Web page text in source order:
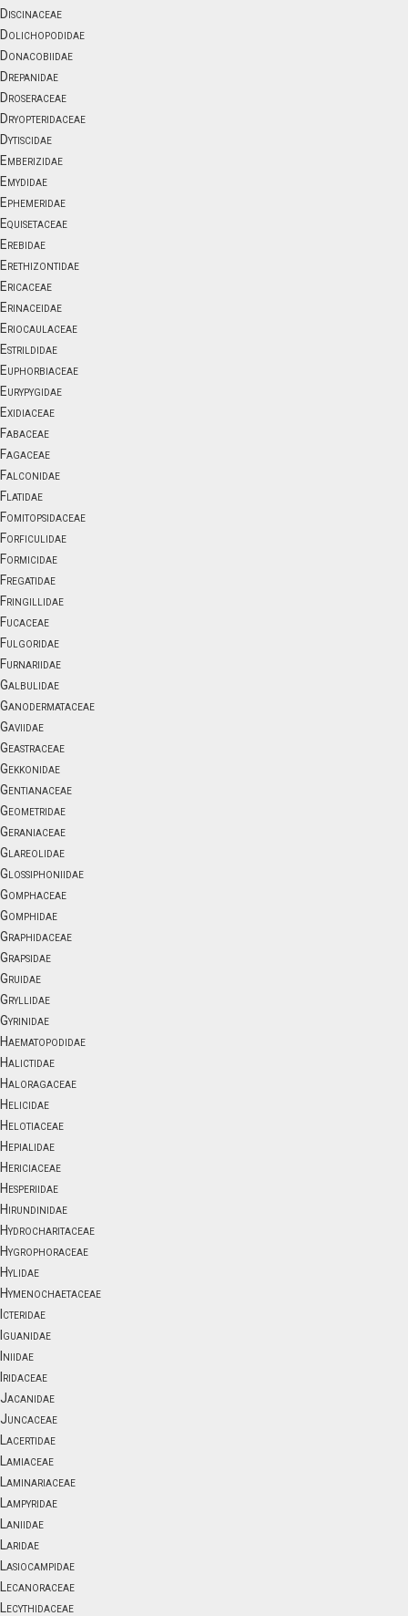
Discinaceae
Dolichopodidae
Donacobiidae
Drepanidae
Droseraceae
Dryopteridaceae
Dytiscidae
Emberizidae
Emydidae
Ephemeridae
Equisetaceae
Erebidae
Erethizontidae
Ericaceae
Erinaceidae
Eriocaulaceae
Estrildidae
Euphorbiaceae
Eurypygidae
Exidiaceae
Fabaceae
Fagaceae
Falconidae
Flatidae
Fomitopsidaceae
Forficulidae
Formicidae
Fregatidae
Fringillidae
Fucaceae
Fulgoridae
Furnariidae
Galbulidae
Ganodermataceae
Gaviidae
Geastraceae
Gekkonidae
Gentianaceae
Geometridae
Geraniaceae
Glareolidae
Glossiphoniidae
Gomphaceae
Gomphidae
Graphidaceae
Grapsidae
Gruidae
Gryllidae
Gyrinidae
Haematopodidae
Halictidae
Haloragaceae
Helicidae
Helotiaceae
Hepialidae
Hericiaceae
Hesperiidae
Hirundinidae
Hydrocharitaceae
Hygrophoraceae
Hylidae
Hymenochaetaceae
Icteridae
Iguanidae
Iniidae
Iridaceae
Jacanidae
Juncaceae
Lacertidae
Lamiaceae
Laminariaceae
Lampyridae
Laniidae
Laridae
Lasiocampidae
Lecanoraceae
Lecythidaceae